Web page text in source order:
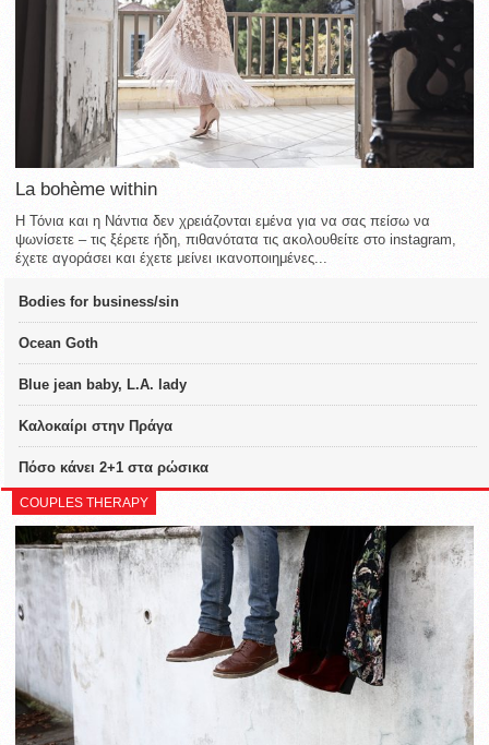
La bohème within
Η Τόνια και η Νάντια δεν χρειάζονται εμένα για να σας πείσω να
ψωνίσετε – τις ξέρετε ήδη, πιθανότατα τις ακολουθείτε στο instagram,
έχετε αγοράσει και έχετε μείνει ικανοποιημένες...
Bodies for business/sin
Ocean Goth
Blue jean baby, L.A. lady
Καλοκαίρι στην Πράγα
Πόσο κάνει 2+1 στα ρώσικα
COUPLES THERAPY